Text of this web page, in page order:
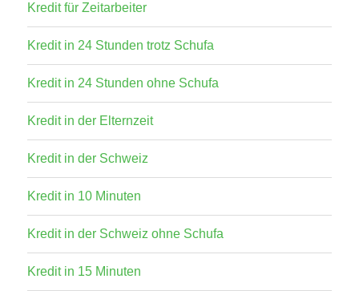
Kredit für Zeitarbeiter
Kredit in 24 Stunden trotz Schufa
Kredit in 24 Stunden ohne Schufa
Kredit in der Elternzeit
Kredit in der Schweiz
Kredit in 10 Minuten
Kredit in der Schweiz ohne Schufa
Kredit in 15 Minuten